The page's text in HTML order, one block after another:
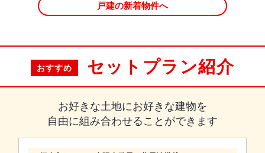
戸建の新着物件へ
おすすめ セットプラン紹介
お好きな土地にお好きな建物を
自由に組み合わせることができます